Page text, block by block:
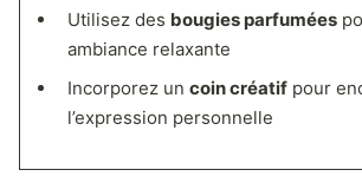
Utilisez des bougies parfumées
ambiance relaxante
Incorporez un coin créatifpour
l’expression personnelle